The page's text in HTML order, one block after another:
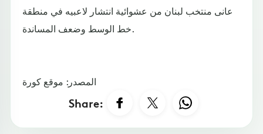
عانى منتخب لبنان من عشوائية انتشار لاعبيه في منطقة
خط الوسط وضعف المساندة.
المصدر: موقع كورة
Share: